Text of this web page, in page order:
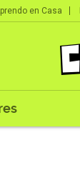
en Casa